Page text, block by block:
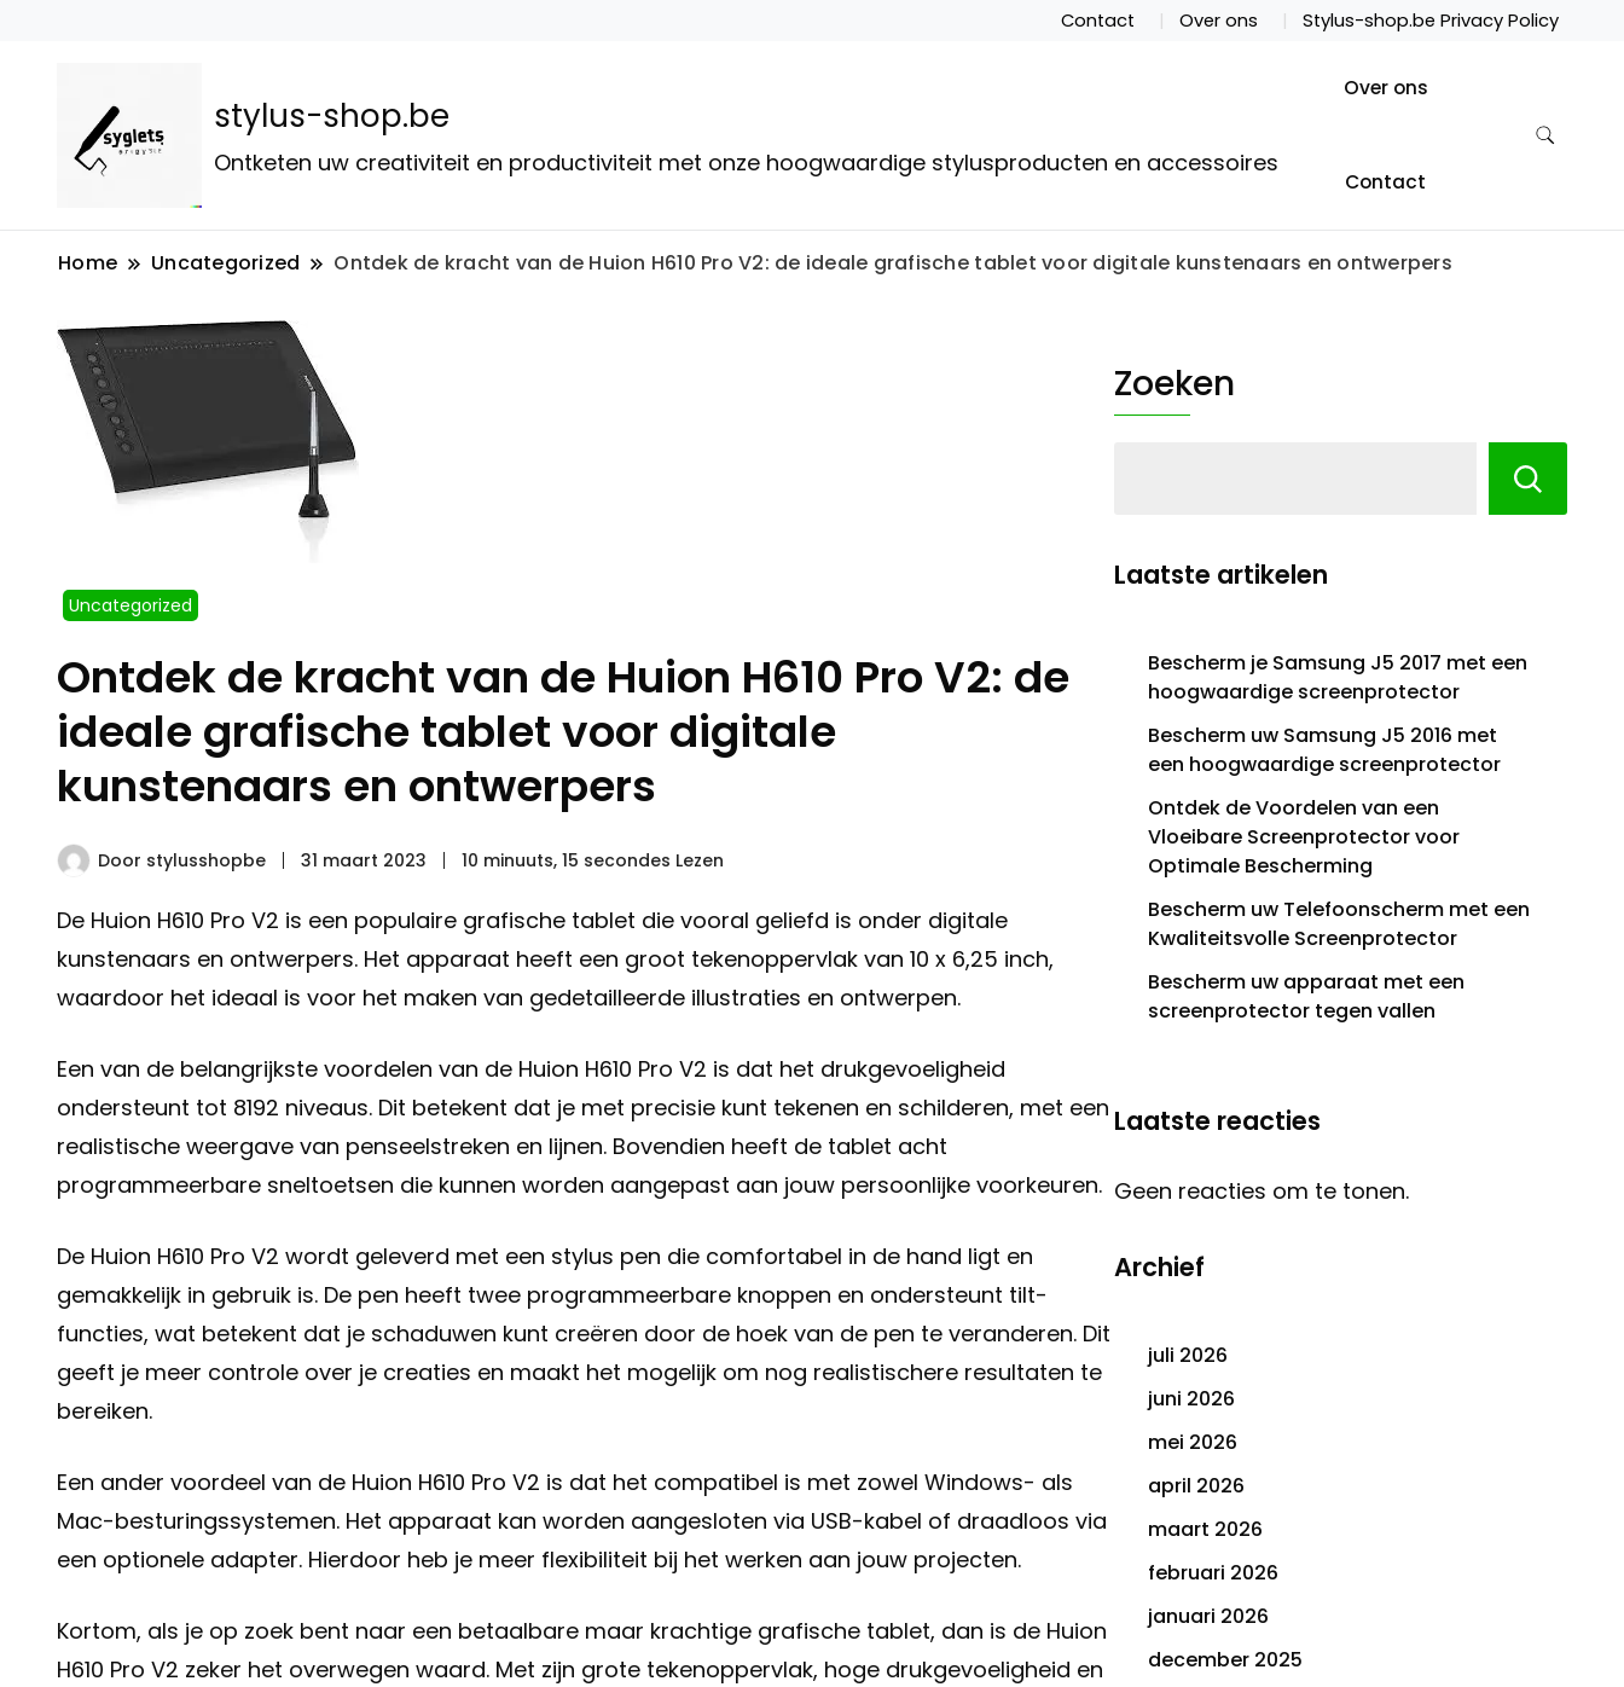
Contact Over ons Stylus-shop.be Privacy Policy
stylus-shop.be
Ontketen uw creativiteit en productiviteit met onze hoogwaardige stylusproducten en accessoires
Over ons
Contact
Home Uncategorized Ontdek de kracht van de Huion H610 Pro V2: de ideale grafische tablet voor digitale kunstenaars en ontwerpers
Uncategorized
Ontdek de kracht van de Huion H610 Pro V2: de
ideale grafische tablet voor digitale
kunstenaars en ontwerpers
Door stylusshopbe 31 maart 2023 10 minuuts, 15 secondes Lezen
De Huion H610 Pro V2 is een populaire grafische tablet die vooral geliefd is onder digitale
kunstenaars en ontwerpers. Het apparaat heeft een groot tekenoppervlak van 10 x 6,25 inch,
waardoor het ideaal is voor het maken van gedetailleerde illustraties en ontwerpen.
Een van de belangrijkste voordelen van de Huion H610 Pro V2 is dat het drukgevoeligheid
ondersteunt tot 8192 niveaus. Dit betekent dat je met precisie kunt tekenen en schilderen, met een
realistische weergave van penseelstreken en lijnen. Bovendien heeft de tablet acht
programmeerbare sneltoetsen die kunnen worden aangepast aan jouw persoonlijke voorkeuren.
De Huion H610 Pro V2 wordt geleverd met een stylus pen die comfortabel in de hand ligt en
gemakkelijk in gebruik is. De pen heeft twee programmeerbare knoppen en ondersteunt tilt-
functies, wat betekent dat je schaduwen kunt creëren door de hoek van de pen te veranderen. Dit
geeft je meer controle over je creaties en maakt het mogelijk om nog realistischere resultaten te
bereiken.
Een ander voordeel van de Huion H610 Pro V2 is dat het compatibel is met zowel Windows- als
Mac-besturingssystemen. Het apparaat kan worden aangesloten via USB-kabel of draadloos via
een optionele adapter. Hierdoor heb je meer flexibiliteit bij het werken aan jouw projecten.
Kortom, als je op zoek bent naar een betaalbare maar krachtige grafische tablet, dan is de Huion
H610 Pro V2 zeker het overwegen waard. Met zijn grote tekenoppervlak, hoge drukgevoeligheid en
Zoeken
Laatste artikelen
Bescherm je Samsung J5 2017 met een
hoogwaardige screenprotector
Bescherm uw Samsung J5 2016 met
een hoogwaardige screenprotector
Ontdek de Voordelen van een
Vloeibare Screenprotector voor
Optimale Bescherming
Bescherm uw Telefoonscherm met een
Kwaliteitsvolle Screenprotector
Bescherm uw apparaat met een
screenprotector tegen vallen
Laatste reacties
Geen reacties om te tonen.
Archief
juli 2026
juni 2026
mei 2026
april 2026
maart 2026
februari 2026
januari 2026
december 2025